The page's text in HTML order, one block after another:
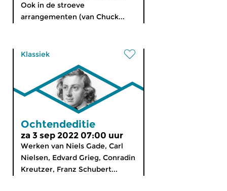
Ook in de stroeve
arrangementen (van Chuck...
Klassiek
Ochtendeditie
za 3 sep 2022 07:00 uur
Werken van Niels Gade, Carl
Nielsen, Edvard Grieg, Conradin
Kreutzer, Franz Schubert...